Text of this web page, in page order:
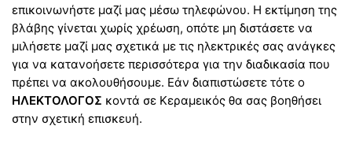
επικοινωνήστε μαζί μας μέσω τηλεφώνου. Η εκτίμηση της
βλάβης γίνεται χωρίς χρέωση, οπότε μη διστάσετε να
μιλήσετε μαζί μας σχετικά με τις ηλεκτρικές σας ανάγκες
για να κατανοήσετε περισσότερα για την διαδικασία που
πρέπει να ακολουθήσουμε. Εάν διαπιστώσετε τότε ο
ΗΛΕΚΤΟΛΟΓΟΣ κοντά σε Κεραμεικός θα σας βοηθήσει
στην σχετική επισκευή.